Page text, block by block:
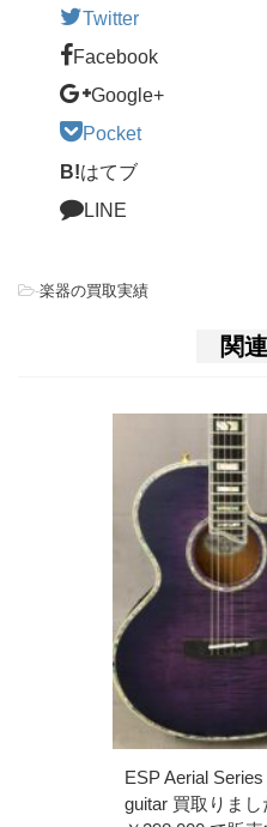
Twitter
Facebook
Google+
Pocket
B!はてブ
LINE
-楽器の買取実績
関
ESP Aerial
guitar 買取りま